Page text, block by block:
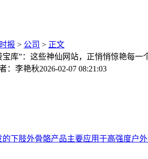
报 > 公司 > 正文
库”：这些神仙网站，正悄悄惊艳每一
：李艳秋2026-02-07 08:21:03